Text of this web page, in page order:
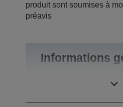
produit sont soumises à
préavis
Informations